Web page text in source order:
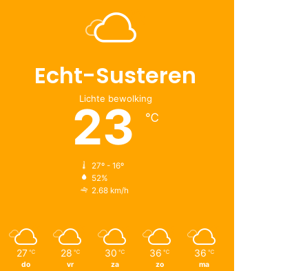
Echt-Susteren
Lichte bewolking
23 ℃
27º - 16º
52%
2.68 km/h
27 ℃
do
28 ℃
vr
30 ℃
za
36 ℃
zo
36 ℃
ma